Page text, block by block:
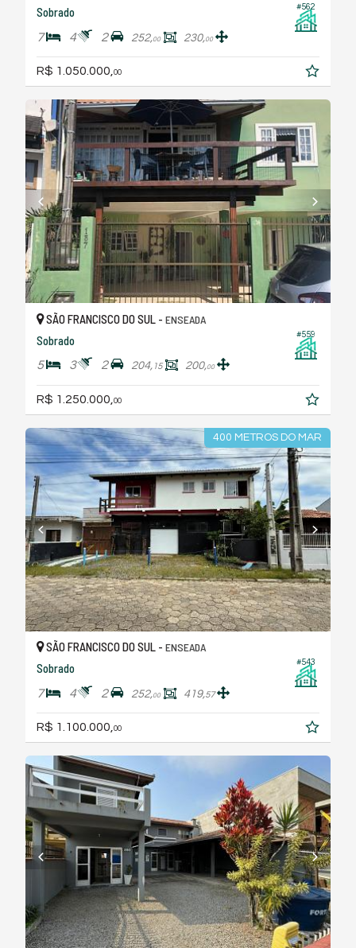
#562
Sobrado
7 4 2 252,00 230,00
R$ 1.050.000,00
#559
SÃO FRANCISCO DO SUL - ENSEADA
Sobrado
5 3 2 204, 15 200,00
R$ 1.250.000, 00
400 METROS DO MAR
#543
SÃO FRANCISCO DO SUL - ENSEADA
Sobrado
7 4 2 252,00 419,57
R$ 1.100.000, 00